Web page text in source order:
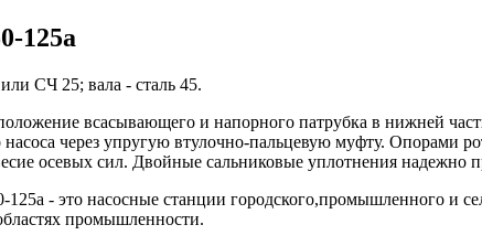
125а
СЧ 25; вала - сталь 45.
всасывающего и напорного патрубка в нижней
насоса через упругую втулочно-пальцевую муфту.
осевых сил. Двойные сальниковые уплотнения надежно
- это насосные станции городского,промышленного и
промышленности.